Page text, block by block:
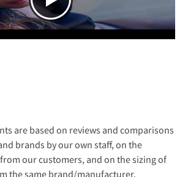
are based on reviews and comparisons
brands by our own staff, on the
our customers, and on the sizing of
the same brand/manufacturer.